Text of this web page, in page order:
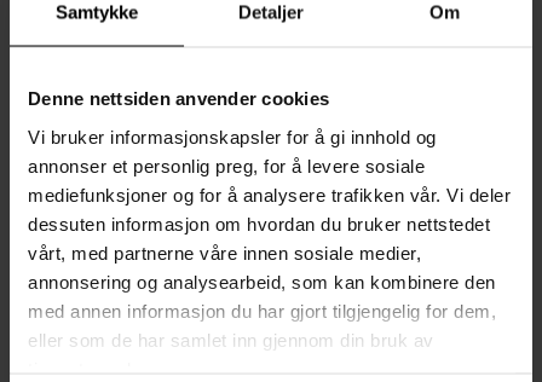
Samtykke Detaljer Om
Denne nettsiden anvender cookies
Vi bruker informasjonskapsler for å gi innhold og
annonser et personlig preg, for å levere sosiale
mediefunksjoner og for å analysere trafikken vår. Vi deler
dessuten informasjon om hvordan du bruker nettstedet
vårt, med partnerne våre innen sosiale medier,
annonsering og analysearbeid, som kan kombinere den
med annen informasjon du har gjort tilgjengelig for dem,
eller som de har samlet inn gjennom din bruk av
6 nivåer som gir rikelig med plass til å oppbevare og vise
5 nivåer med romslig oppbevaringsplass samt 8 rom i
nederste nivå for ekstra organisert oppbevaring
Speil i øverste nivå som gjør det enkelt å sminke seg og
prøve smykker
Smart skuffestopp som øker sikkerheten og hindrer
skuffene i å falle ut når de trekkes helt ut